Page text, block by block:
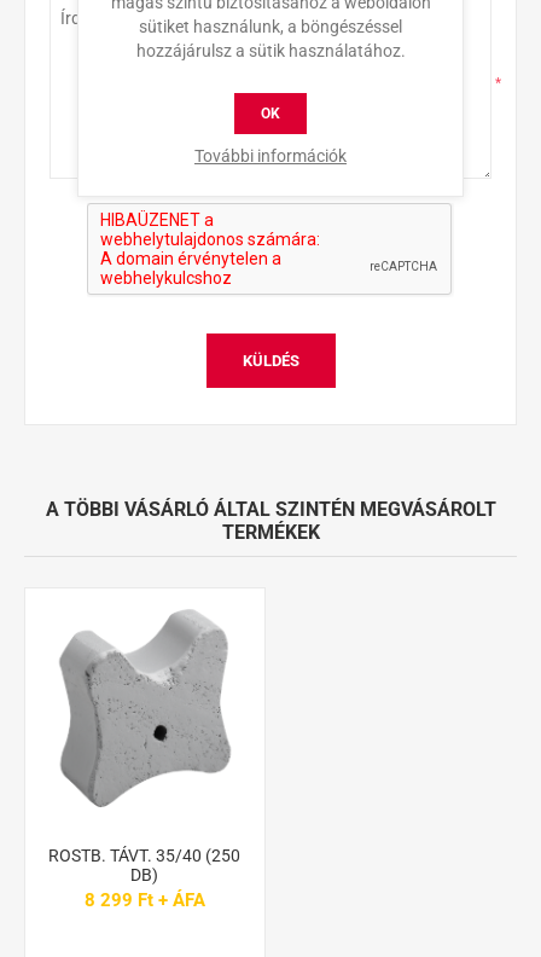
*
KÜLDÉS
A TÖBBI VÁSÁRLÓ ÁLTAL SZINTÉN MEGVÁSÁROLT
TERMÉKEK
ROSTB. TÁVT. 35/40 (250
DB)
8 299 Ft + ÁFA
sütiket használunk, a böngészéssel
hozzájárulsz a sütik használatához.
OK
További információk